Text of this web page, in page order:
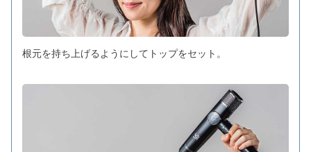
根元を持ち上げるようにしてトップをセット。